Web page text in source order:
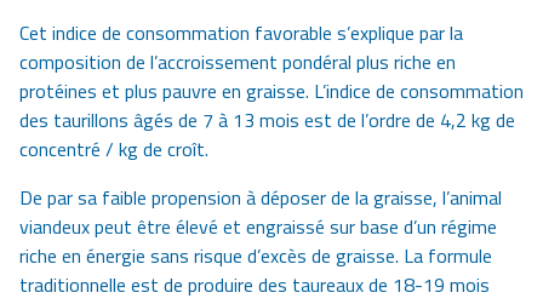
Cet indice de consommation favorable s’explique par la
composition de l’accroissement pondéral plus riche en
protéines et plus pauvre en graisse. L’indice de consommation
des taurillons âgés de 7 à 13 mois est de l’ordre de 4,2 kg de
concentré / kg de croît.
De par sa faible propension à déposer de la graisse, l’animal
viandeux peut être élevé et engraissé sur base d’un régime
riche en énergie sans risque d’excès de graisse. La formule
traditionnelle est de produire des taureaux de 18-19 mois